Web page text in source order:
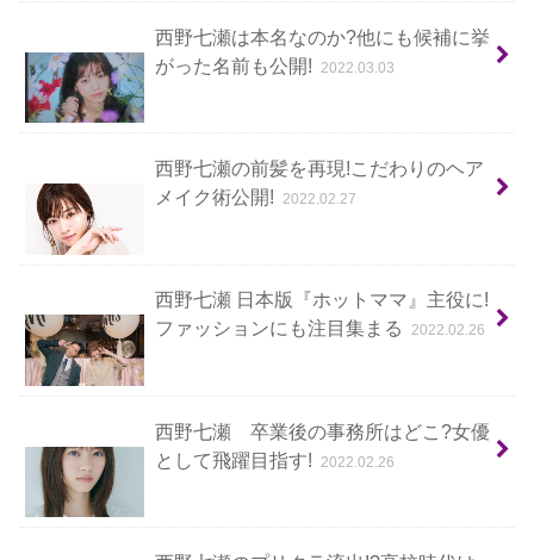
西野七瀬は本名なのか?他にも候補に挙
がった名前も公開!
2022.03.03
西野七瀬の前髪を再現!こだわりのヘア
メイク術公開!
2022.02.27
西野七瀬 日本版『ホットママ』主役に!
ファッションにも注目集まる
2022.02.26
西野七瀬 卒業後の事務所はどこ?女優
として飛躍目指す!
2022.02.26